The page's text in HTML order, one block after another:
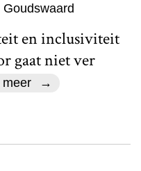
en inclusiviteit
gaat niet ver
meer